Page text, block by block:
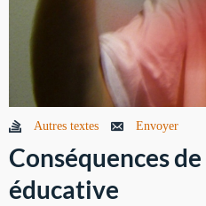
Autres textes Envoyer
Conséquences
éducative